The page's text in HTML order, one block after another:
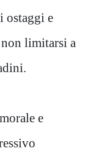
ostaggi e
limitarsi a
e